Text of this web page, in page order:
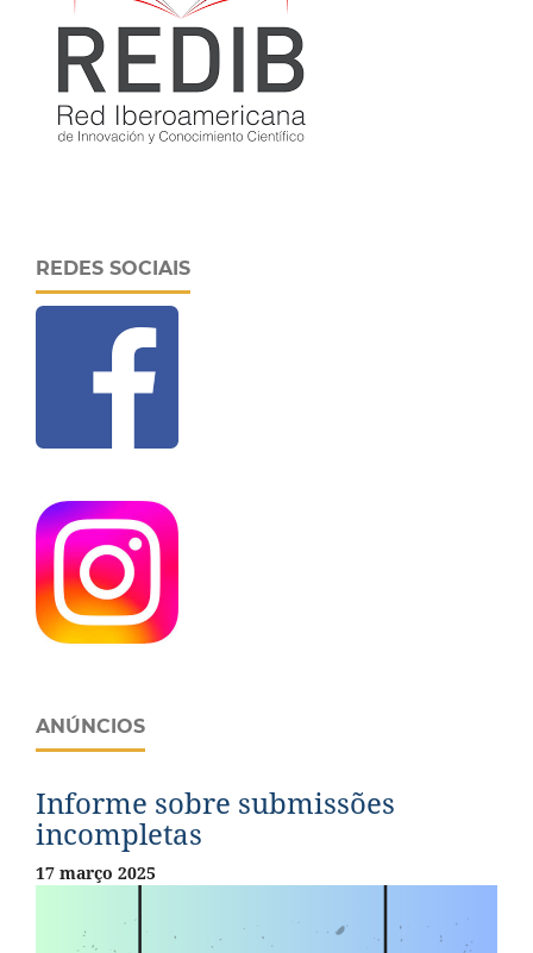
REDES SOCIAIS
ANÚNCIOS
Informe sobre submissões
incompletas
17 março 2025